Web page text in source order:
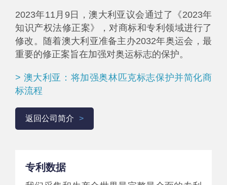
2023年11月9日，澳大利亚议会通过了《2023年
知识产权法修正案》，对商标和专利领域进行了
修改。随着澳大利亚准备主办2032年奥运会，最
重要的修正案旨在加强对奥运标志的保护。
> 澳大利亚：将加强奥林匹克标志保护并简化商
标流程
返回公司简介
专利数据